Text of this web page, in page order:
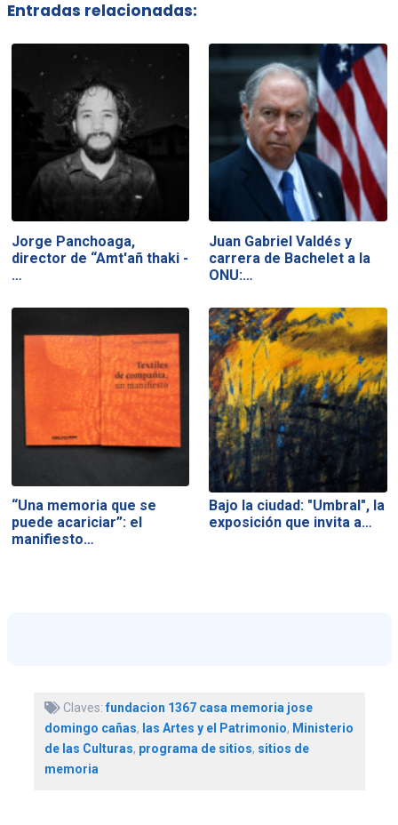
Entradas relacionadas:
Jorge Panchoaga,
director de “Amt'añ thaki -
…
Juan Gabriel Valdés y
carrera de Bachelet a la
ONU:…
“Una memoria que se
puede acariciar”: el
manifiesto…
Bajo la ciudad: "Umbral", la
exposición que invita a…
Claves:fundacion 1367 casa memoria jose
domingo cañas, las Artes y el Patrimonio, Ministerio
de las Culturas, programa de sitios, sitios de
memoria